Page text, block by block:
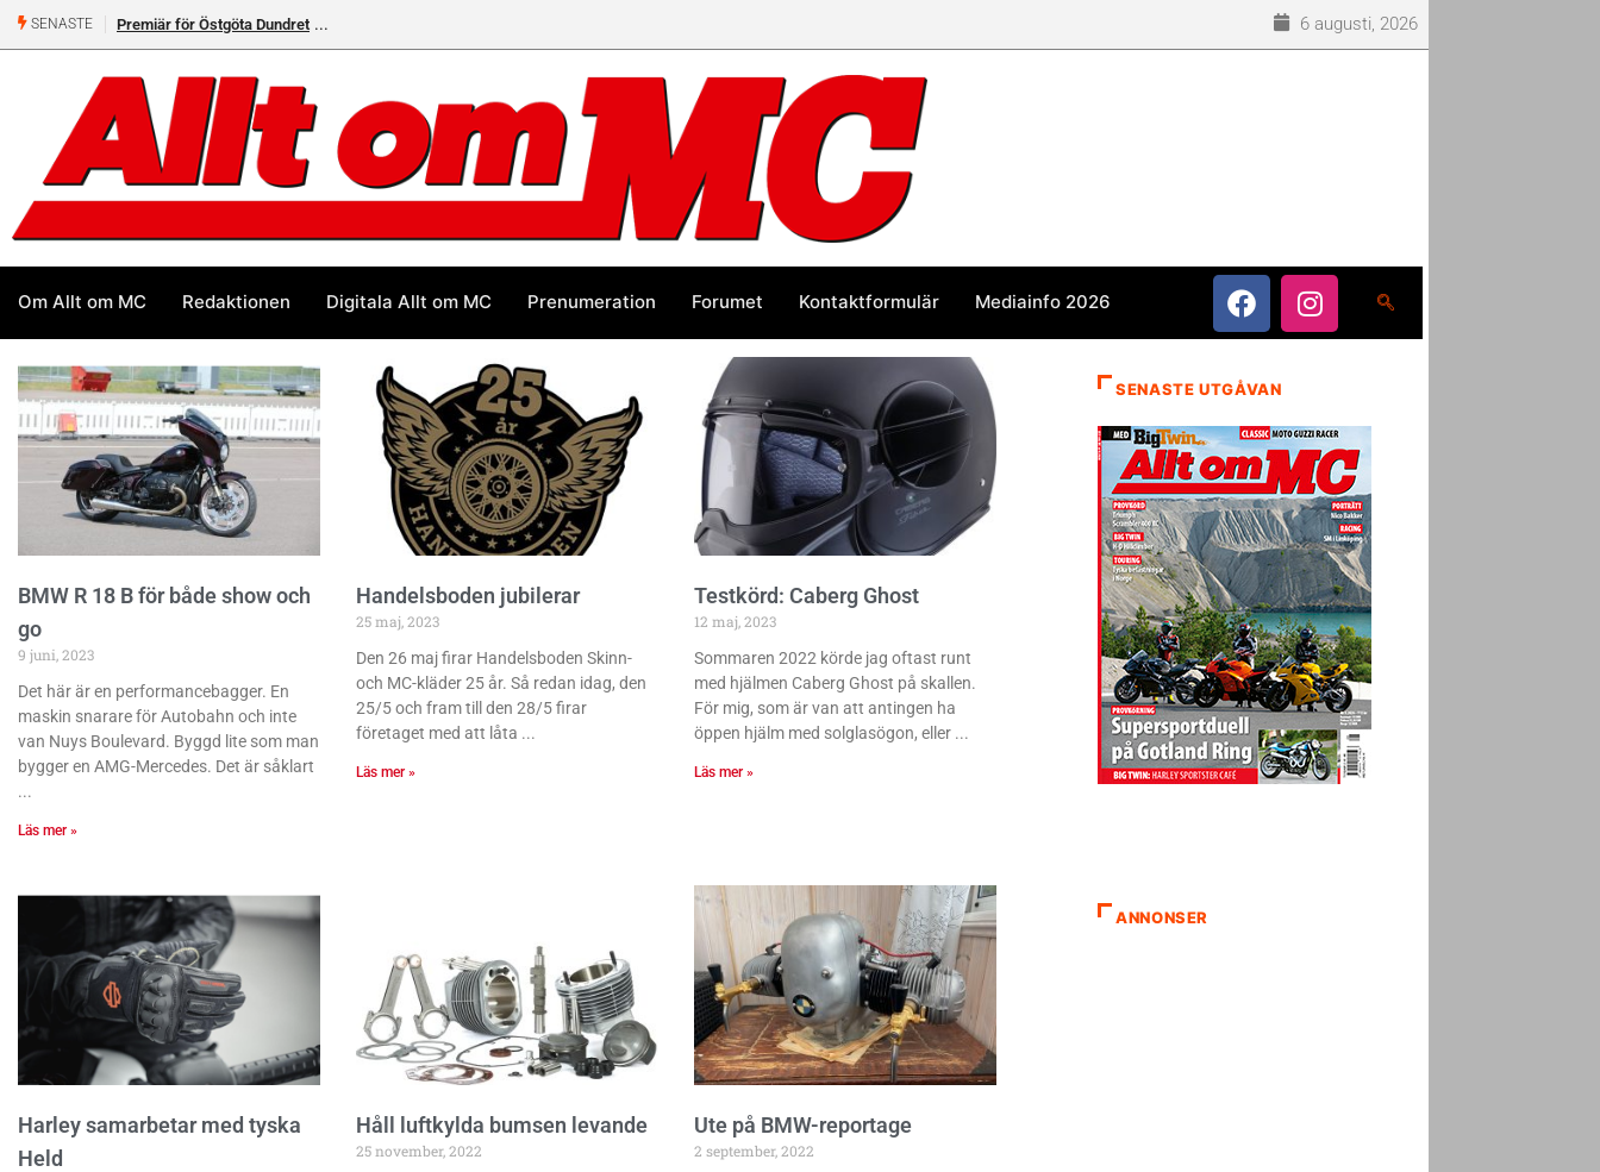
SENASTE Premiär för Östgöta Dundret
cruiser från H-D
6 augusti, 2026
Om Allt om MC Redaktionen Digitala Allt om MC Prenumeration Forumet Kontaktformulär Mediainfo 2026
BMW R 18 B för både show och
go
9 juni, 2023
Det här är en performancebagger. En
maskin snarare för Autobahn och inte
van Nuys Boulevard. Byggd lite som man
bygger en AMG-Mercedes. Det är såklart
Läs mer »
Handelsboden jubilerar
25 maj, 2023
Den 26 maj firar Handelsboden Skinn-
och MC-kläder 25 år. Så redan idag, den
25/5 och fram till den 28/5 firar
företaget med att låta
Läs mer »
Testkörd: Caberg Ghost
12 maj, 2023
Sommaren 2022 körde jag oftast runt
med hjälmen Caberg Ghost på skallen.
För mig, som är van att antingen ha
öppen hjälm med solglasögon, eller
Läs mer »
Harley samarbetar med tyska
Held
Håll luftkylda bumsen levande
25 november, 2022
Ute på BMW-reportage
2 september, 2022
SENASTE UTGÅVAN
ANNONSER